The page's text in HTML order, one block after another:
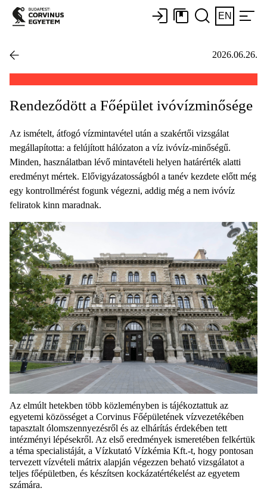
EN
2026.06.26.
Rendeződött a Főépület ivóvízminősége
Az ismételt, átfogó vízmintavétel után a szakértői vizsgálat
megállapította: a felújított hálózaton a víz ivóvíz-minőségű.
Minden, használatban lévő mintavételi helyen határérték alatti
eredményt mértek. Elővigyázatosságból a tanév kezdete előtt még
egy kontrollmérést fogunk végezni, addig még a nem ivóvíz
feliratok kinn maradnak.
Az elmúlt hetekben több közleményben is tájékoztattuk az
egyetemi közösséget a Corvinus Főépületének vízvezetékében
tapasztalt ólomszennyezésről és az elhárítás érdekében tett
intézményi lépésekről. Az első eredmények ismeretében felkértük
a téma specialistáját, a Vízkutató Vízkémia Kft.-t, hogy pontosan
tervezett vízvételi mátrix alapján végezzen beható vizsgálatot a
teljes főépületben, és készítsen kockázatértékelést az egyetem
számára.